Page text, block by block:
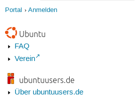
Portal Anmelden
Ubuntu
FAQ
Verein
ubuntuusers.de
Über ubuntuusers.de